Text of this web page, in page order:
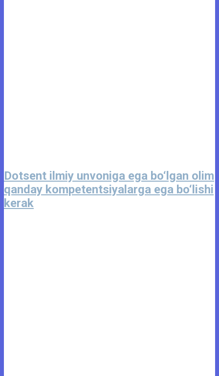
Dotsent ilmiy unvoniga ega bo‘lgan olim
qanday kompetentsiyalarga ega bo‘lishi
kerak